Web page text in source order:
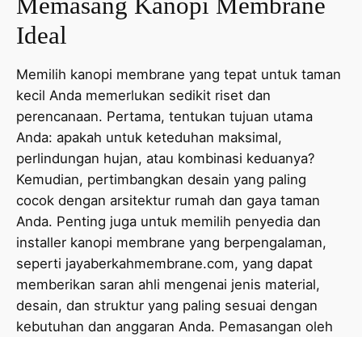
Ideal
Memilih kanopi membrane yang tepat untuk taman
kecil Anda memerlukan sedikit riset dan
perencanaan. Pertama, tentukan tujuan utama
Anda: apakah untuk keteduhan maksimal,
perlindungan hujan, atau kombinasi keduanya?
Kemudian, pertimbangkan desain yang paling
cocok dengan arsitektur rumah dan gaya taman
Anda. Penting juga untuk memilih penyedia dan
installer kanopi membrane yang berpengalaman,
seperti jayaberkahmembrane.com, yang dapat
memberikan saran ahli mengenai jenis material,
desain, dan struktur yang paling sesuai dengan
kebutuhan dan anggaran Anda. Pemasangan oleh